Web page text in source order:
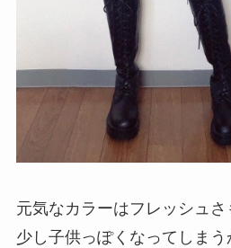
元気なカラーはフレッシュさ
少し子供っぽくなってしまう